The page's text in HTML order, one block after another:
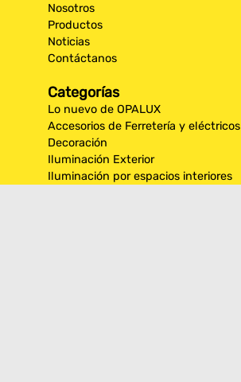
Nosotros
Productos
Noticias
Contáctanos
Categorías
Lo nuevo de OPALUX
Accesorios de Ferretería y eléctricos
Decoración
Iluminación Exterior
Iluminación por espacios interiores